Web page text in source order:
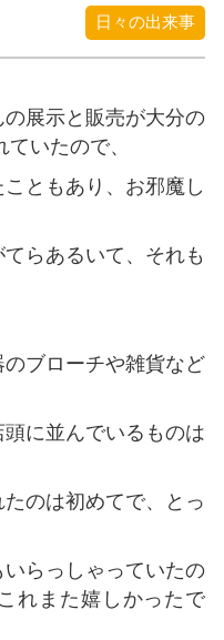
日々の出来事
展示と販売が大分の
いたので、
ともあり、お邪魔し
らあるいて、それも
ブローチや雑貨など
に並んでいるものは
のは初めてで、とっ
らっしゃっていたの
れまた嬉しかったで